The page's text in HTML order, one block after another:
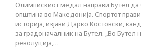
Олимпискиот медал направи Бутел да
општина во Македонија. Спортот
историја, изјави Дарко Костовски,
за градоначалник на Бутел. „Во Бутел
револуција,…